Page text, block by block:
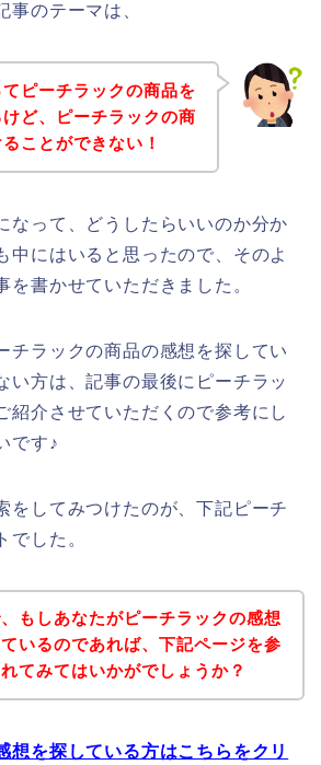
事のテーマは、
ピーチラックの商品を
ど、ピーチラックの商
ことができない！
なって、どうしたらいいのか分か
中にはいると思ったので、そのよ
を書かせていただきました。
チラックの商品の感想を探してい
い方は、記事の最後にピーチラッ
紹介させていただくので参考にし
です♪
をしてみつけたのが、下記ピーチ
でした。
もしあなたがピーチラックの感想
いるのであれば、下記ページを参
てみてはいかがでしょうか？
想を探している方はこちらをクリ